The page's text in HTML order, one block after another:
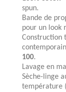
spun.
Bande de
pour un look
Construction
100.
Lavage en
Sèche-linge
température